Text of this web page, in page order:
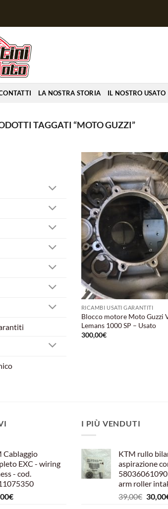
LA NOSTRA STORIA IL NOSTRO USATO
TAGGATI “MOTO GUZZI”
RICAMBI USATI GARANTITI
Blocco motore Moto Guzzi
Lemans 1000 SP – Usato
300,00€
Cablaggio
EXC - wiring
- cod.
€
I PIÙ VENDUTI
KTM rullo
aspirazione
arm roller
39,00€ Il
30,00